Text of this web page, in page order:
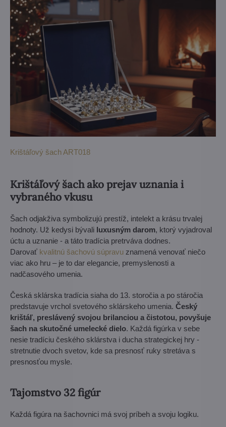
Krištáľový šach ART018
Krištáľový šach ako prejav uznania i
vybraného vkusu
Šach odjakživa symbolizujú prestíž, intelekt a krásu trvalej
hodnoty. Už kedysi bývali luxusným darom, ktorý vyjadroval
úctu a uznanie - a táto tradícia pretrváva dodnes.
Darovať kvalitnú šachovú súpravu znamená venovať niečo
viac ako hru – je to dar elegancie, premyslenosti a
nadčasového umenia.
Česká sklárska tradícia siaha do 13. storočia a po stáročia
predstavuje vrchol svetového sklárskeho umenia. Český
krištáľ, preslávený svojou brilanciou a čistotou, povyšuje
šach na skutočné umelecké dielo. Každá figúrka v sebe
nesie tradíciu českého sklárstva i ducha strategickej hry -
stretnutie dvoch svetov, kde sa presnosť ruky stretáva s
presnosťou mysle.
Tajomstvo 32 figúr
Každá figúra na šachovnici má svoj príbeh a svoju logiku.